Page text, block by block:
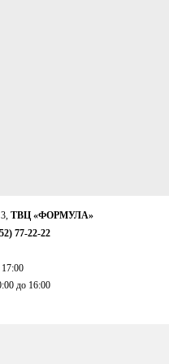
3,ТВЦ «ФОРМУЛА»
77-22-22
до 16:00